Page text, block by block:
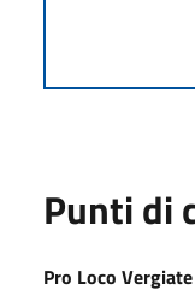
Punti di
Pro Loco Vergiate